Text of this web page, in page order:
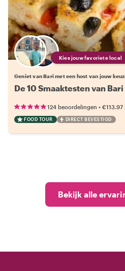
Kies jouw favoriete local
Geniet van Bari met een host van jouw
De 10 Smaaktesten van Bari
124 beoordelingen • €113.97
FOOD TOUR DIRECT BEVESTIGD
Bekijk alle